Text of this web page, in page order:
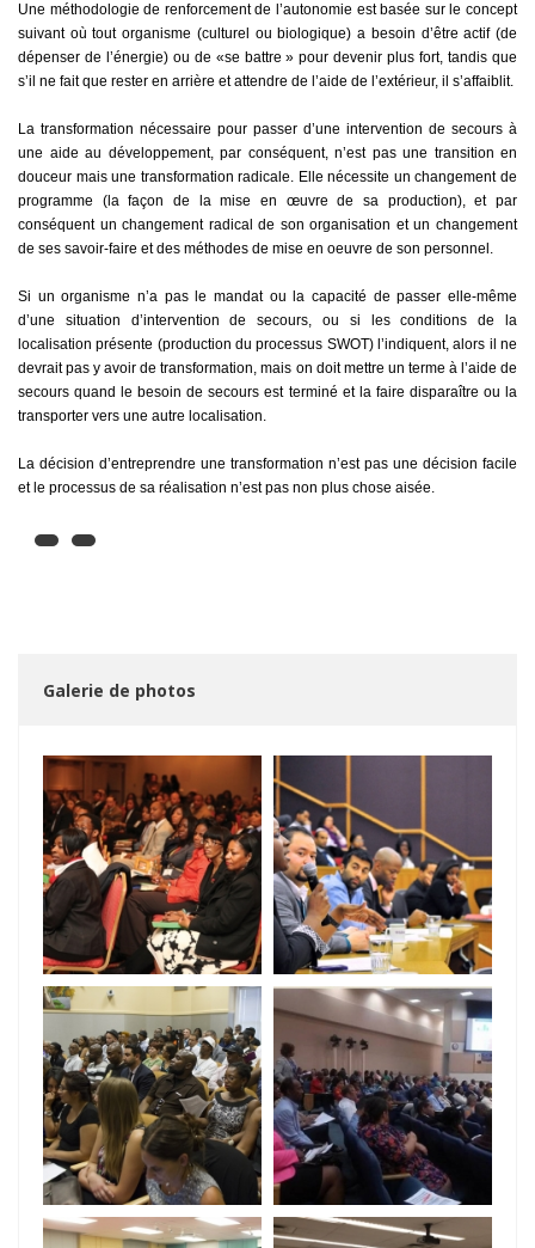
Une méthodologie de renforcement de l’autonomie est basée sur le concept
suivant où tout organisme (culturel ou biologique) a besoin d’être actif (de
dépenser de l’énergie) ou de «se battre » pour devenir plus fort, tandis que
s’il ne fait que rester en arrière et attendre de l’aide de l’extérieur, il s’affaiblit.
La transformation nécessaire pour passer d’une intervention de secours à
une aide au développement, par conséquent, n’est pas une transition en
douceur mais une transformation radicale. Elle nécessite un changement de
programme (la façon de la mise en œuvre de sa production), et par
conséquent un changement radical de son organisation et un changement
de ses savoir-faire et des méthodes de mise en oeuvre de son personnel.
Si un organisme n’a pas le mandat ou la capacité de passer elle-même
d’une situation d’intervention de secours, ou si les conditions de la
localisation présente (production du processus SWOT) l’indiquent, alors il ne
devrait pas y avoir de transformation, mais on doit mettre un terme à l’aide de
secours quand le besoin de secours est terminé et la faire disparaître ou la
transporter vers une autre localisation.
La décision d’entreprendre une transformation n’est pas une décision facile
et le processus de sa réalisation n’est pas non plus chose aisée.
Galerie de photos